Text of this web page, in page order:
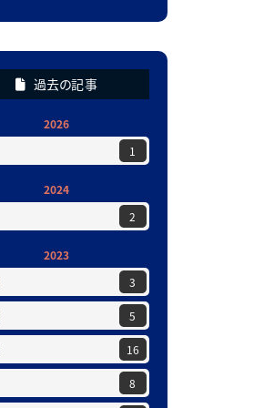
過去の記事
2026
1
2024
2
2023
3
5
16
8